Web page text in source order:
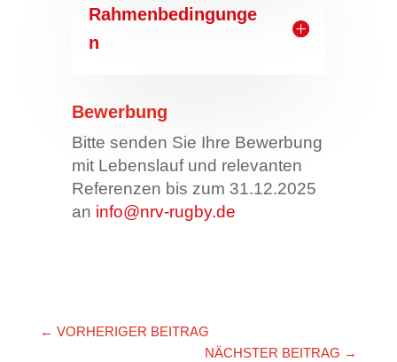
Rahmenbedingunge
n
Bewerbung
Bitte senden Sie Ihre Bewerbung
mit Lebenslauf und relevanten
Referenzen bis zum 31.12.2025
an info@nrv-rugby.de
← VORHERIGER BEITRAG
NÄCHSTER BEITRAG →